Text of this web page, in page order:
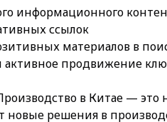
информационного
ссылок
материалов в
продвижение
в Китае — это
решения в